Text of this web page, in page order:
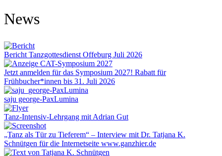
News
Bericht Tanzgottesdienst Offeburg Juli 2026
Jetzt anmelden für das Symposium 2027! Rabatt für
Frühbucher*innen bis 31. Juli 2026
saju george-PaxLumina
Tanz-Intensiv-Lehrgang mit Adrian Gut
„Tanz als Tür zu Tieferem“ – Interview mit Dr. Tatjana K.
Schnütgen für die Internetseite www.ganzhier.de